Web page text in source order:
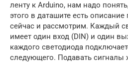
ленту к Arduino, нам надо
этого в даташите есть
сейчас и рассмотрим. Каждый
имеет один вход (DIN) и один
каждого светодиода
следующего. Подавать сигналы